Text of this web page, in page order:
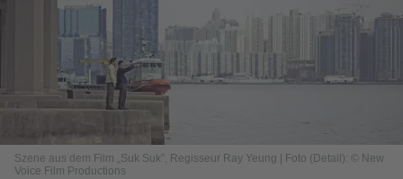
Szene aus dem Film „Suk Suk”, Regisseur Ray Yeung | Foto (Detail): © New
Voice Film Productions